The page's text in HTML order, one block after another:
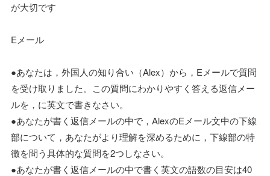
が大切です
Eメール
●あなたは，外国人の知り合い（Alex）から，Eメールで質問
を受け取りました。この質問にわかりやすく答える返信メー
ルを，に英文で書きなさい。
●あなたが書く返信メールの中で，AlexのEメール文中の下線
部について，あなたがより理解を深めるために，下線部の特
徴を問う具体的な質問を2つしなさい。
●あなたが書く返信メールの中で書く英文の語数の目安は40